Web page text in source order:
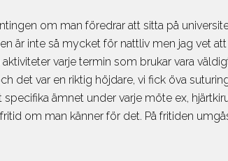
Examensguide
Vanliga frågor
Utlandsstudier
Så ansöker du
Ansökningsguide UCAS
om man föredrar att sitta på
är inte så mycket för nattliv men jag vet
varje termin som brukar vara
det var en riktig höjdare, vi fick öva
ämnet under varje möte ex,
om man känner för det. På fritiden